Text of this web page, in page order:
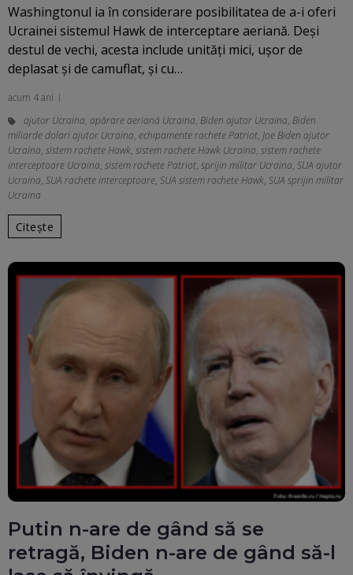
Washingtonul ia în considerare posibilitatea de a-i oferi
Ucrainei sistemul Hawk de interceptare aeriană. Deși
destul de vechi, acesta include unități mici, ușor de
deplasat și de camuflat, şi cu…
acum 4 ani
ajutor Ucraina, apărare aeriană Ucraina, Biden ajutor Ucraina, Biden
miliarde dolari ajutor Ucraina, echipamente rachete Patriot, Joe Biden ajutor
Ucraina, sistem rachete Hawk, sistem rachete Hawk Ucraina, sistem rachete
interceptoare Ucraina, sistem rachete Patriot, sprijin militar Ucraina, SUA ajutor
Ucraina, SUA rachete interceptoare, SUA sistem rachete Hawk, SUA sprijin militar
Ucraina
Citește
Putin n-are de gând să se
retragă, Biden n-are de gând să-l